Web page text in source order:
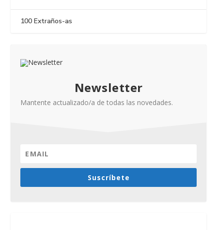
100 Extraños-as
Newsletter
Mantente actualizado/a de todas las novedades.
Suscríbete